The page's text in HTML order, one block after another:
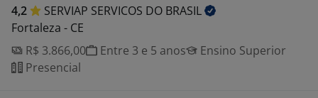
4,2 SERVIAP SERVICOS DO BRASIL
Fortaleza - CE
R$ 3.866,00
Entre 3 e 5 anos
Ensino Superior
Presencial